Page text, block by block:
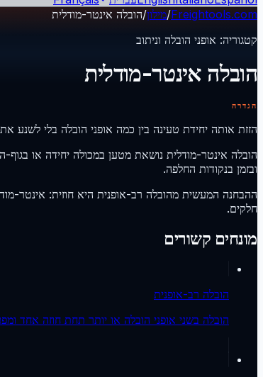
Freightools.com
/מילון/הובלה אינטר-מודלית
קטגוריה: אופני הובלה וניתוב
הובלה אינטר-מודלית
הגדרה
הזזת אותה יחידת טעינה בין כמה אופני הובלה בלי לשנע
ובזמן בנקודות החלפה.
ההבחנה המעשית מהובלה רב-אופנית היא חוזית: אינטר-
חלקים.
מונחים קשורים
הובלה רב-אופנית
הובלה בשני אופני הובלה או יותר תחת חוזה אחד